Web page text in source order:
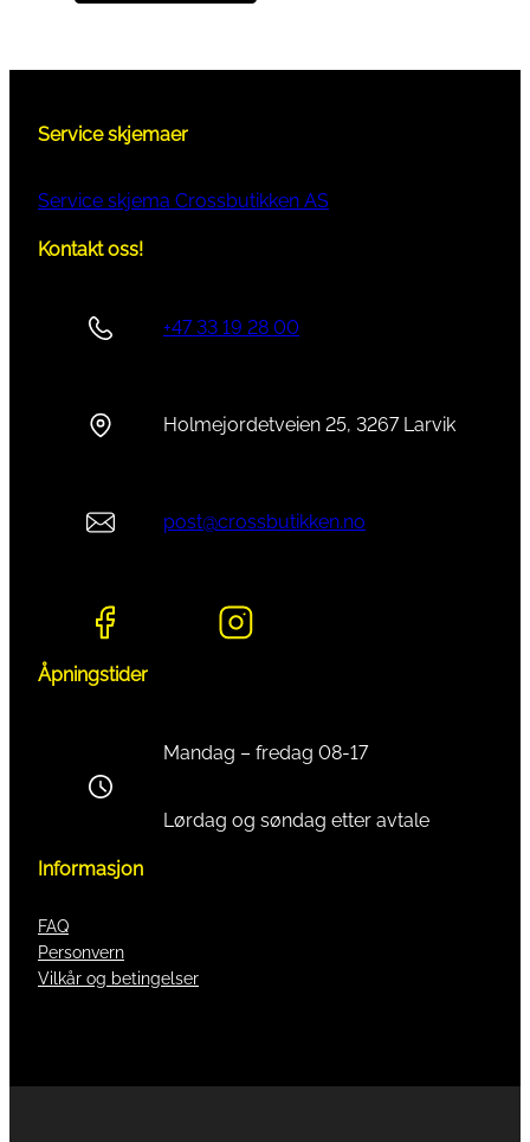
Service skjemaer
Service skjema Crossbutikken AS
Kontakt oss!
+47 33 19 28 00
Holmejordetveien 25, 3267 Larvik
post@crossbutikken.no
Åpningstider
Mandag – fredag 08-17
Lørdag og søndag etter avtale
Informasjon
FAQ
Personvern
Vilkår og betingelser